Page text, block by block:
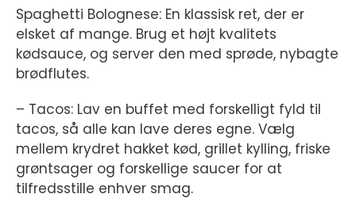
Spaghetti Bolognese: En klassisk ret, der er
elsket af mange. Brug et højt kvalitets
kødsauce, og server den med sprøde, nybagte
brødflutes.
– Tacos: Lav en buffet med forskelligt fyld til
tacos, så alle kan lave deres egne. Vælg
mellem krydret hakket kød, grillet kylling, friske
grøntsager og forskellige saucer for at
tilfredsstille enhver smag.